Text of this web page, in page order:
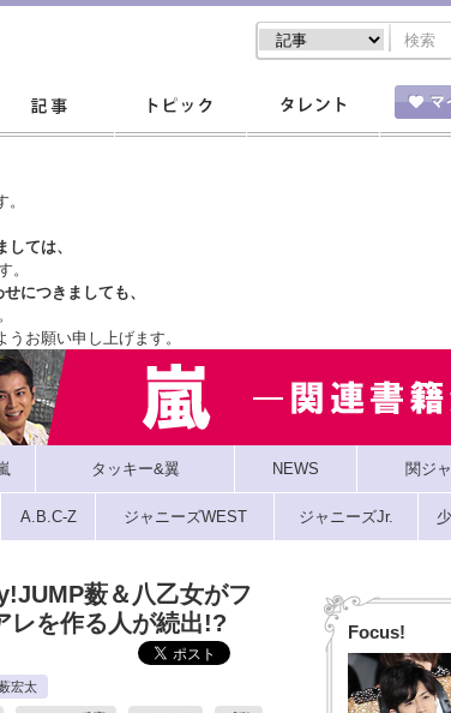
ては、
。
につきましても、
お願い申し上げます。
タッキー&翼 NEWS 関ジ
A.B.C-Z ジャニーズWEST ジャニーズJr.
薮＆八乙女がフ
レを作る人が続出!?
宏太
Focus!